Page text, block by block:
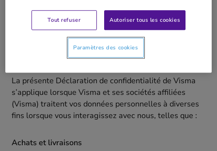
des sources publiques ou des réseaux sociaux de tiers.
Pourquoi nous traitons les données
personnelles
La présente Déclaration de confidentialité de Visma
s’applique lorsque Visma et ses sociétés affiliées
(Visma) traitent vos données personnelles à diverses
fins lorsque vous interagissez avec nous, telles que :
Achats et livraisons
Tout refuser Autoriser tous les cookies
Paramètres des cookies